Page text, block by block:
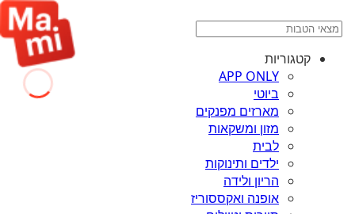
קטגוריות
APP ONLY
ביוטי
מארזים מפנקים
מזון ומשקאות
לבית
ילדים ותינוקות
הריון ולידה
אופנה ואקססוריז